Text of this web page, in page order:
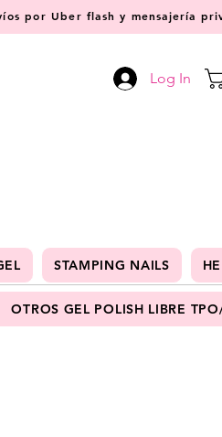
por Uber flash y mensajería
Log In
STAMPING NAILS
OTROS GEL POLISH LIBRE